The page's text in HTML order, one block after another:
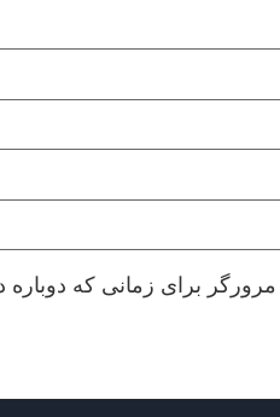
برای زمانی که